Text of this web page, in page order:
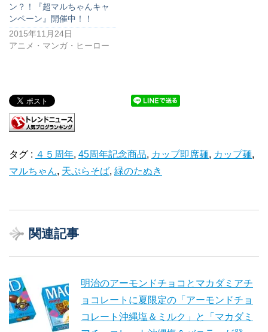
ン？！『超マルちゃんキャ
ンペーン』開催中！！
2015年11月24日
アニメ・マンガ・ヒーロー
タグ : ４５周年, 45周年記念商品, カップ即席麺, カップ麺,
マルちゃん, 天ぷらそば, 緑のたぬき
関連記事
明治のアーモンドチョコとマカダミアチ
ョコレートに夏限定の「アーモンドチョ
コレート沖縄塩＆ミルク」と「マカダミ